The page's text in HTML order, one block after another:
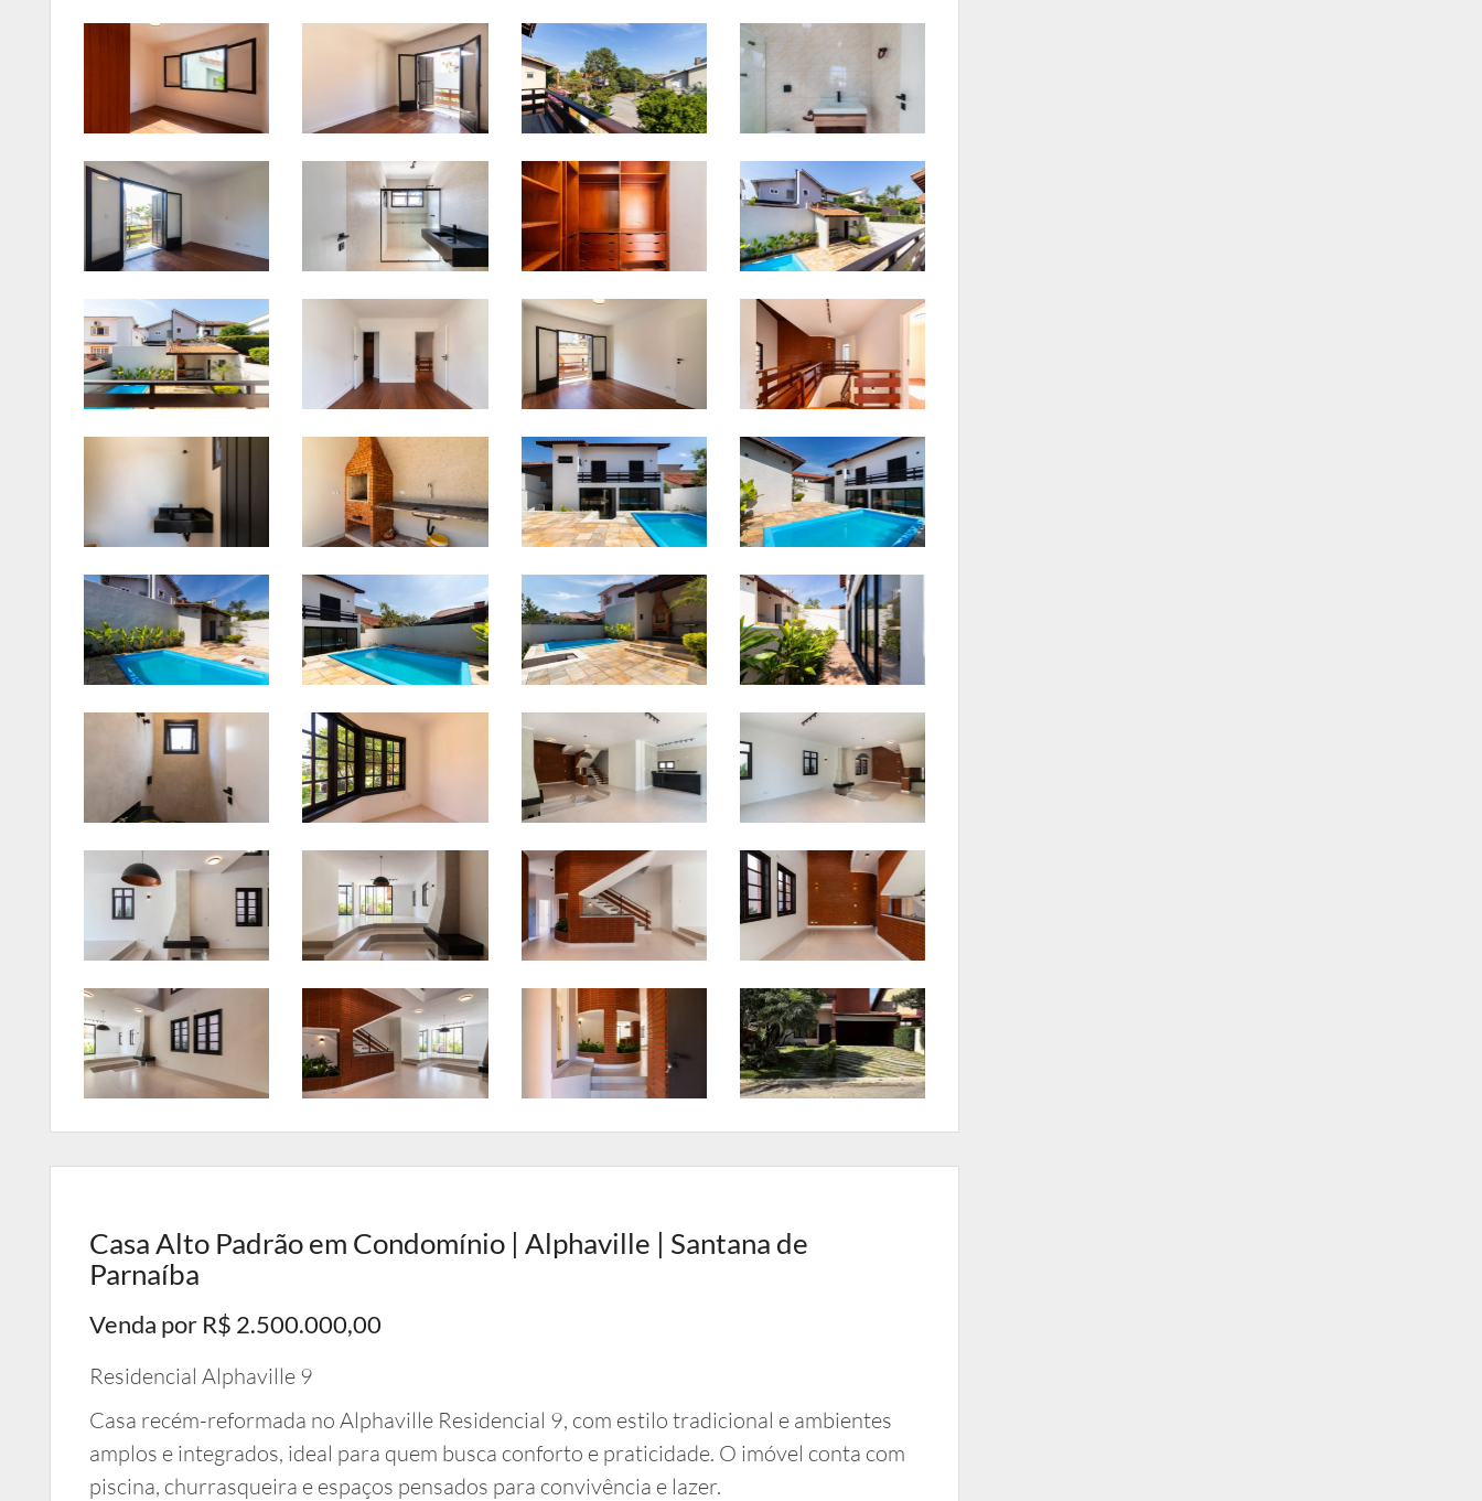
Casa Alto Padrão em Condomínio | Alphaville | Santana de
Parnaíba
Venda por R$ 2.500.000,00
Residencial Alphaville 9
Casa recém-reformada no Alphaville Residencial 9, com estilo tradicional e ambientes
amplos e integrados, ideal para quem busca conforto e praticidade. O imóvel conta com
piscina, churrasqueira e espaços pensados para convivência e lazer.